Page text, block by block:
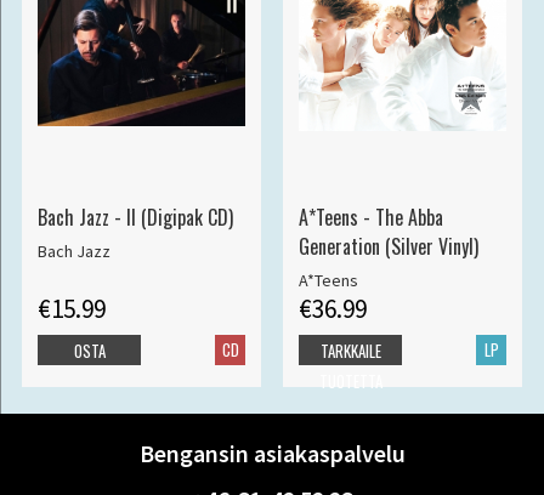
Bach Jazz - II (Digipak CD)
Bach Jazz
€15.99
CD
OSTA
A*Teens - The Abba
Generation (Silver Vinyl)
A*Teens
€36.99
LP
TARKKAILE
TUOTETTA
Bengansin asiakaspalvelu